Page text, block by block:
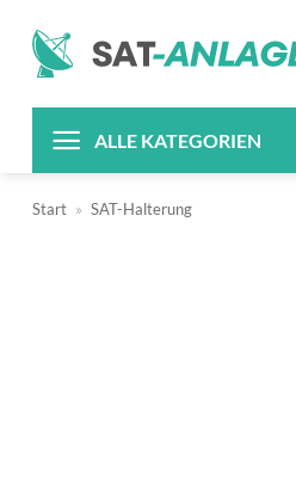
Inhalt
springen
ALLE KATEGORIEN
Start » SAT-Halterung